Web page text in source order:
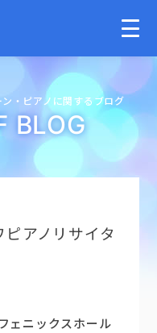
・ ピアノに関するブログ
BLOG
アノリサイタ
ェニックスホール